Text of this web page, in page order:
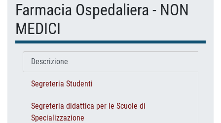
Farmacia Ospedaliera - NON
MEDICI
Descrizione
Segreteria Studenti
Segreteria didattica per le Scuole di
Specializzazione